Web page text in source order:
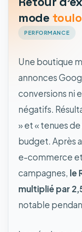
mode
PERFORMANCE
Une boutique
annonces
conversions ni
négatifs.
» et « tenues
budget. Après
e-commerce
campagnes, le
multiplié par
notable